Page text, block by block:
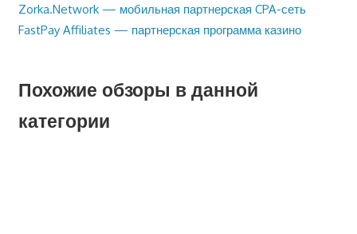
Навигация
Предыдущая
запись:
Zorka.Network — мобильная партнерская CPA-сеть
Следующая
FastPay Affiliates — партнерская программа казино
Похожие обзоры в данной
категории